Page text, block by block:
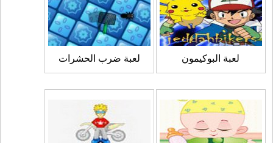
لعبة البوكيمون لعبة ضرب الحشرات